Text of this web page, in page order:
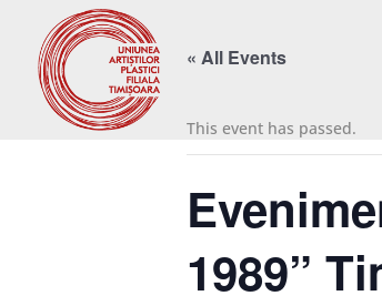
« All Events
This event has passed.
1989”